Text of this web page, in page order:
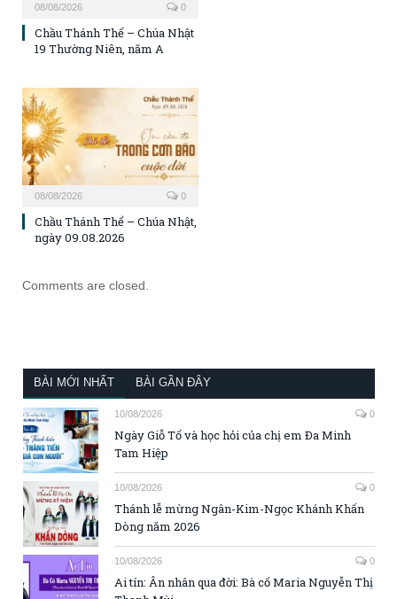
08/08/2026 0
Chầu Thánh Thể – Chúa Nhật
19 Thường Niên, năm A
08/08/2026 0
Chầu Thánh Thể – Chúa Nhật,
ngày 09.08.2026
Comments are closed.
BÀI MỚI NHẤT BÀI GẦN ĐÂY
10/08/2026 0
Ngày Giỗ Tổ và học hỏi của chị em Đa Minh
Tam Hiệp
10/08/2026 0
Thánh lễ mừng Ngân-Kim-Ngọc Khánh Khấn
Dòng năm 2026
10/08/2026 0
Ai tín: Ân nhân qua đời: Bà cố Maria Nguyễn Thị